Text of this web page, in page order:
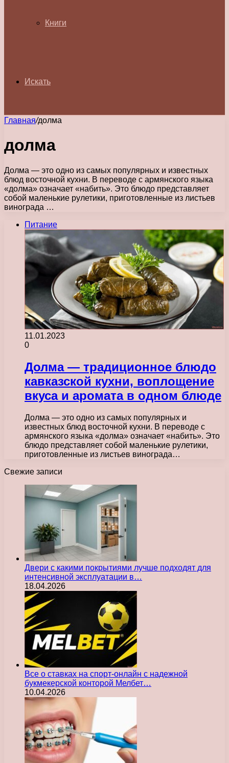
Книги
Искать
Главная/долма
долма
Долма — это одно из самых популярных и известных
блюд восточной кухни. В переводе с армянского языка
«долма» означает «набить». Это блюдо представляет
собой маленькие рулетики, приготовленные из листьев
винограда …
Питание
11.01.2023
0
Долма — традиционное блюдо
кавказской кухни, воплощение
вкуса и аромата в одном блюде
Долма — это одно из самых популярных и
известных блюд восточной кухни. В переводе с
армянского языка «долма» означает «набить». Это
блюдо представляет собой маленькие рулетики,
приготовленные из листьев винограда…
Свежие записи
Двери с какими покрытиями лучше подходят для
интенсивной эксплуатации в…
18.04.2026
Все о ставках на спорт-онлайн с надежной
букмекерской конторой Мелбет…
10.04.2026